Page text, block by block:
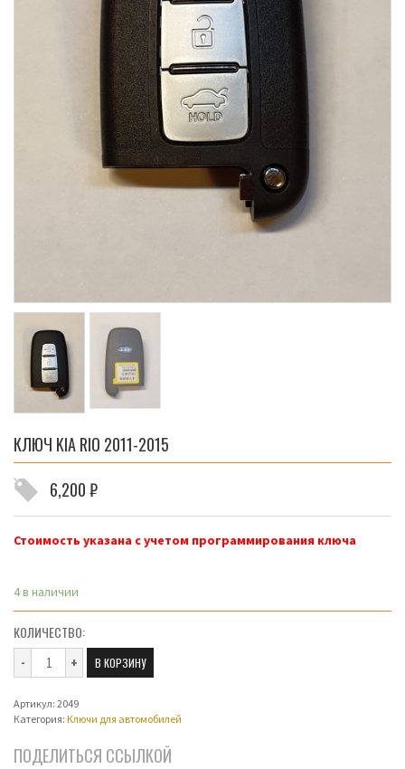
КЛЮЧ KIA RIO 2011-2015
6,200₽
Стоимость указана с учетом программирования ключа
4 в наличии
КОЛИЧЕСТВО:
Количество
КЛЮЧ KIA
2015
В КОРЗИНУ
Артикул: 2049
Категория: Ключи для автомобилей
ПОДЕЛИТЬСЯ ССЫЛКОЙ